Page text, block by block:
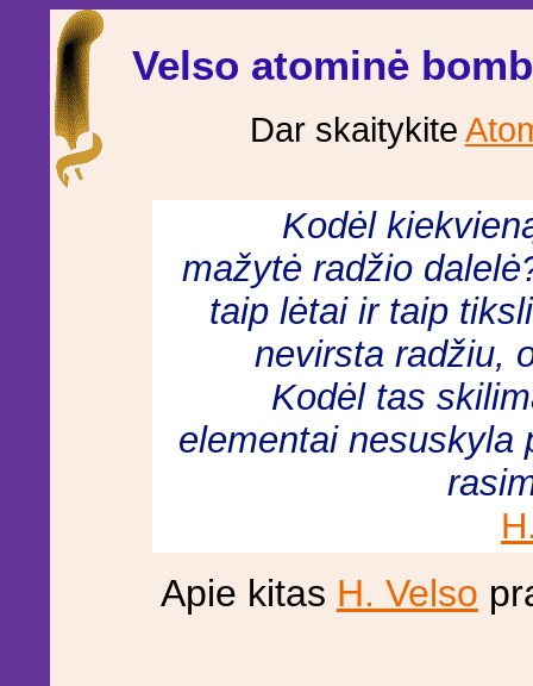
Velso atominė
Dar skaitykite
Kodėl
mažytė radžio
taip lėtai ir taip
nevirsta radžiu,
Kodėl tas
elementai nesuskyla
Apie kitas H. Velso